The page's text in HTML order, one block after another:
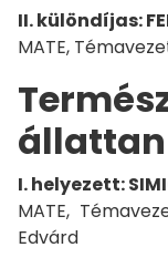
II. különdíjas:
MATE,
I. helyezett:
MATE,
Edvárd